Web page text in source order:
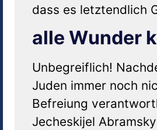
dass es letztendlich
alle Wunder
Unbegreiflich!
Juden immer noch
Befreiung
Jecheskijel